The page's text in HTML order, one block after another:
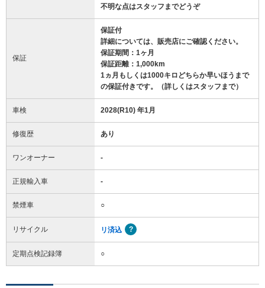
不明な点はスタッフまでどうぞ
保証
保証付
詳細については、販売店にご確認ください。
保証期間：1ヶ月
保証距離：1,000km
1ヵ月もしくは1000キロどちらか早いほうまで
の保証付きです。（詳しくはスタッフまで）
車検 2028(R10) 年1月
修復歴 あり
ワンオーナー -
正規輸入車 -
禁煙車 ○
リサイクル リ済込
定期点検記録簿 ○